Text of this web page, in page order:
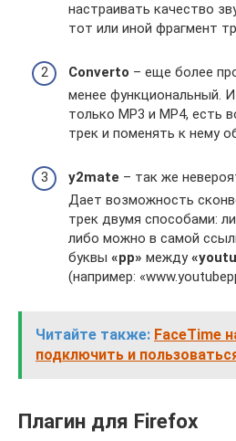
настраивать качество
тот или иной фрагмент
Converto – еще более
менее функциональный.
только MP3 и MP4, есть
трек и поменять к нему
y2mate – так же
Дает возможность
трек двумя способами:
либо можно в самой
буквы «pp» между
(например:
Читайте также: FaceTime
подключить и
Плагин для Firefox